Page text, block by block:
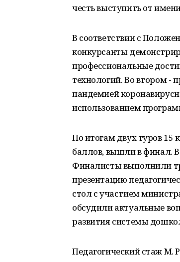
честь выступить от
В соответствии с
конкурсанты
профессиональные
технологий. Во втором -
пандемией
использованием
По итогам двух туров 15
баллов, вышли в финал.
Финалисты выполнили
презентацию
стол с участием
обсудили актуальные
развития системы
Педагогический стаж М.